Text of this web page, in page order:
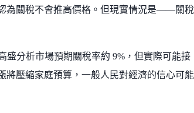
為關稅不會推高價格。但現實情況是——關稅
盛分析市場預期關稅率約 9%，但實際可能接
將壓縮家庭預算，一般人民對經濟的信心可能